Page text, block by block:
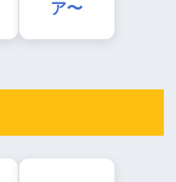
ア〜